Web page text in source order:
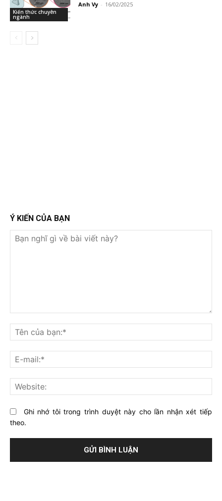
Kiến thức chuyên
ngành
Anh Vy - 16/02/2025
Ý KIẾN CỦA BẠN
nghĩ
gì
về
bài
viết
này?
Ghi nhớ tôi trong trình duyệt này cho lần nhận xét tiếp
theo.